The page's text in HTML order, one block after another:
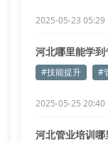
2025-05-23 05:29
河北哪里能学
#技能提升 #
2025-05-25 20:40
河北管业培训